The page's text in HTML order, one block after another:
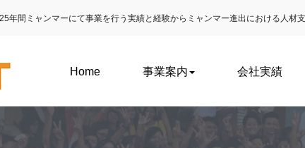
年間ミャンマーにて事業を行う実績と経験からミャンマー進出における 人材
Home 事業案内 会社実績